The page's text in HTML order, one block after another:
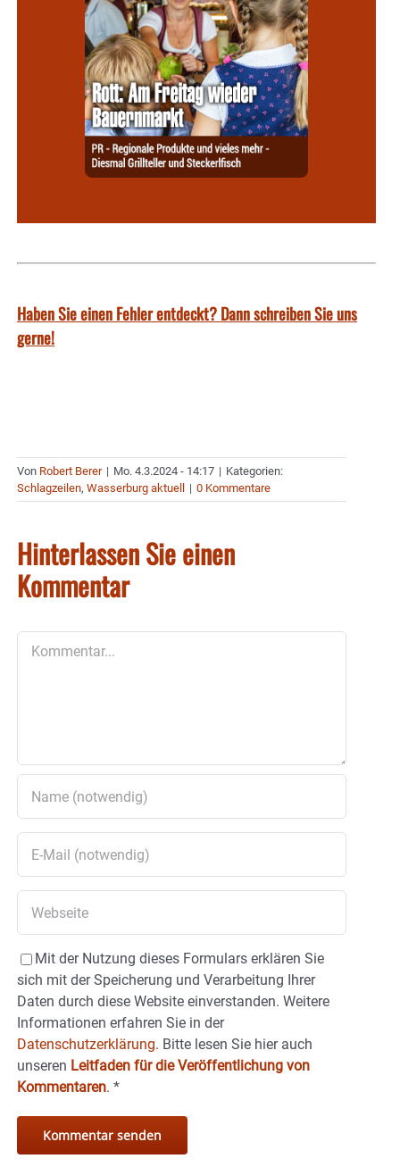
Haben Sie einen Fehler entdeckt? Dann schreiben Sie uns
gerne!
Von Robert Berer | Mo. 4.3.2024 - 14:17 | Kategorien:
Schlagzeilen, Wasserburg aktuell | 0 Kommentare
Hinterlassen Sie einen
Kommentar
Mit der Nutzung dieses Formulars erklären Sie
sich mit der Speicherung und Verarbeitung Ihrer
Daten durch diese Website einverstanden. Weitere
Informationen erfahren Sie in der
Datenschutzerklärung. Bitte lesen Sie hier auch
unseren Leitfaden für die Veröffentlichung von
Kommentaren. *